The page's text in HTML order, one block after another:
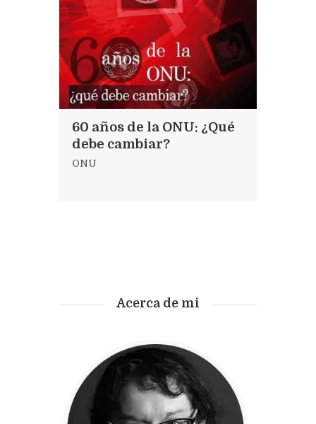
60 años de la ONU: ¿Qué
debe cambiar?
ONU
Acerca de mi